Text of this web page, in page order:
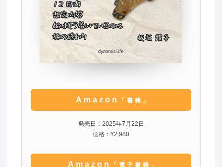
Amazon 「書籍」
発売日：2025年7月22日
価格：¥2,980
Amazon 「電子書籍」